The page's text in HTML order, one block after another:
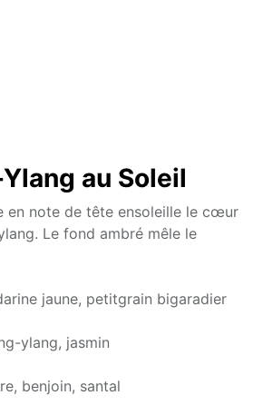
au Soleil
en note de tête ensoleille le cœur
Le fond ambré mêle le
jaune, petitgrain bigaradier
ylang, jasmin
benjoin, santal